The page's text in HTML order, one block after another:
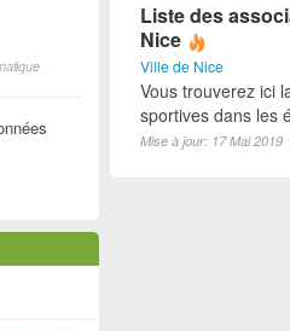
Liste des
Nice
Ville de Nice
Vous trouverez ici
sportives dans les
Mise à jour: 17 Mai 2019